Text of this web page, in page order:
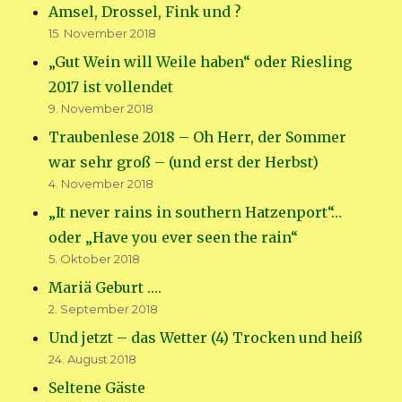
Amsel, Drossel, Fink und ?
15. November 2018
„Gut Wein will Weile haben“ oder Riesling
2017 ist vollendet
9. November 2018
Traubenlese 2018 – Oh Herr, der Sommer
war sehr groß – (und erst der Herbst)
4. November 2018
„It never rains in southern Hatzenport“…
oder „Have you ever seen the rain“
5. Oktober 2018
Mariä Geburt ….
2. September 2018
Und jetzt – das Wetter (4) Trocken und heiß
24. August 2018
Seltene Gäste